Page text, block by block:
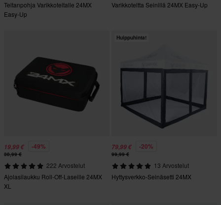
Teltanpohja Varikkoteltalle 24MX
Easy-Up
Varikkoteltta Seinillä 24MX Easy-Up
19,99 € -49%
38,99 €
222 Arvostelut
Ajolasilaukku Roll-Off-Laseille 24MX
XL
Huippuhinta!
79,99 € -20%
99,99 €
13 Arvostelut
Hyttysverkko-Seinäsetti 24MX